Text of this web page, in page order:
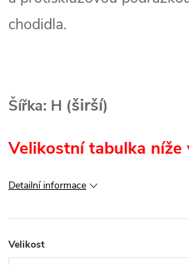
chodidla.
Šířka: H (širší)
Velikostní tabulka níže
Detailní informace
Velikost